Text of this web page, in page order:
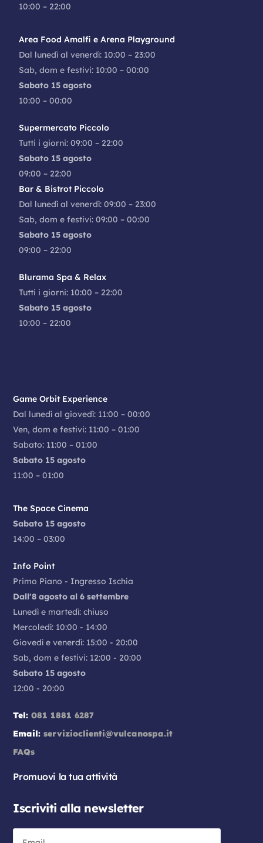
10:00 – 22:00
Area Food Amalfi e Arena Playground
Dal lunedì al venerdì: 10:00 – 23:00
Sab, dom e festivi: 10:00 – 00:00
Sabato 15 agosto
10:00 – 00:00
Supermercato Piccolo
Tutti i giorni: 09:00 – 22:00
Sabato 15 agosto
09:00 – 22:00
Bar & Bistrot Piccolo
Dal lunedì al venerdì: 09:00 – 23:00
Sab, dom e festivi: 09:00 – 00:00
Sabato 15 agosto
09:00 – 22:00
Blurama Spa & Relax
Tutti i giorni: 10:00 – 22:00
Sabato 15 agosto
10:00 – 22:00
Game Orbit Experience
Dal lunedì al giovedì: 11:00 – 00:00
Ven, dom e festivi: 11:00 – 01:00
Sabato: 11:00 – 01:00
Sabato 15 agosto
11:00 – 01:00
The Space Cinema
Sabato 15 agosto
14:00 – 03:00
Info Point
Primo Piano - Ingresso Ischia
Dall'8 agosto al 6 settembre
Lunedì e martedì: chiuso
Mercoledì: 10:00 - 14:00
Giovedì e venerdì: 15:00 - 20:00
Sab, dom e festivi: 12:00 - 20:00
Sabato 15 agosto
12:00 - 20:00
Tel: 081 1881 6287
Email: servizioclienti@vulcanospa.it
FAQs
Promuovi la tua attività
Iscriviti alla newsletter